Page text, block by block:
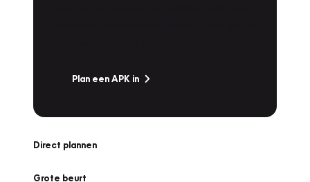
Plan een APK in
Direct plannen
Grote beurt